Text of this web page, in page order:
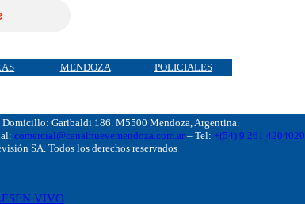
MENDOZA POLICIALES
Garibaldi 186. M5500 Mendoza, Argentina.
comercial@canalnuevemendoza.com.ar– Tel: +(54) 9 261 4204020
SA. Todos los derechos reservados
EN VIVO